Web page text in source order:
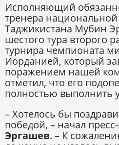
Исполняющий
тренера
Таджикистана Мубин
шестого тура второго
турнира чемпионата
Иорданией, который
поражением нашей
отметил, что его
полностью выполнить
– Хотелось бы
победой, – начал
Эргашев. – К